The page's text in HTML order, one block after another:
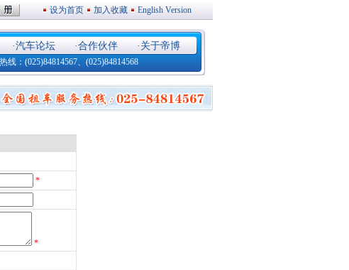
设为首页 加入收藏 English Version
·汽车论坛 ·合作伙伴 · 关于帝博
：(025)84814567、(025)84814568
*
*